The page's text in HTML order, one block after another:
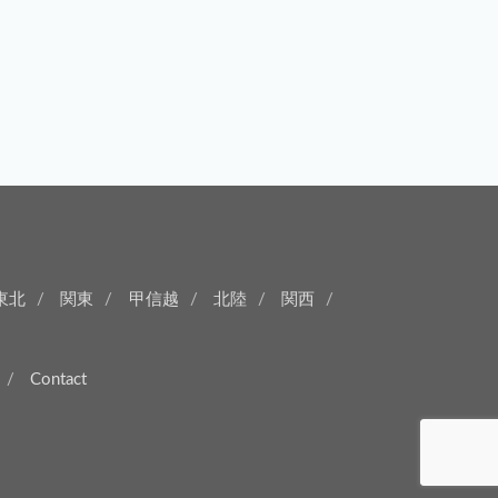
北 関東 甲信越 北陸
関西
Contact